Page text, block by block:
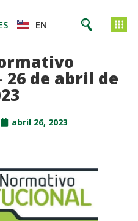
EN
de abril de
abril 26, 2023